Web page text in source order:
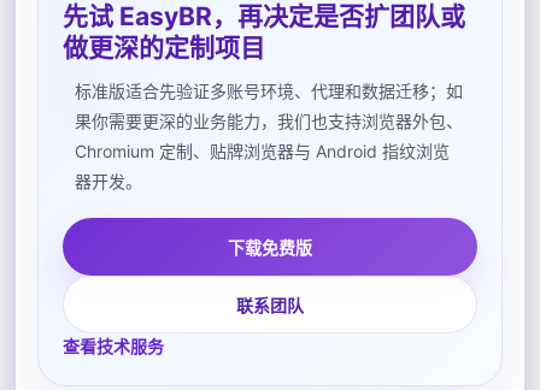
先试 EasyBR，再决定是否扩团队或
做更深的定制项目
标准版适合先验证多账号环境、代理和数据迁移；如
果你需要更深的业务能力，我们也支持浏览器外包、
Chromium 定制、贴牌浏览器与 Android 指纹浏览
器开发。
下载免费版
联系团队
查看技术服务